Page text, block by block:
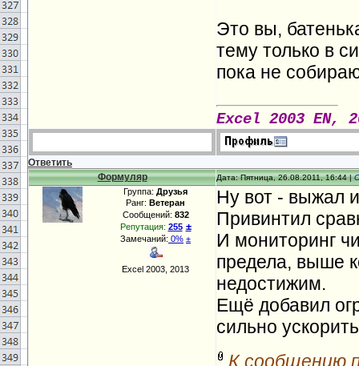
Это вы,
тему только в
пока не
Excel 2003 EN,
Ответить
Формуляр
Дата: Пятница, 26.08.2011, 16:44 |
Группа: Друзья
Ранг: Ветеран
Сообщений: 832
Репутация: 255 ±
Замечаний: 0% ±
Excel 2003, 2013
Ну вот - выжал
Привинтил
И мониторинг
предела, выше
недостижим.
Ещё добавил
сильно
К сообщению